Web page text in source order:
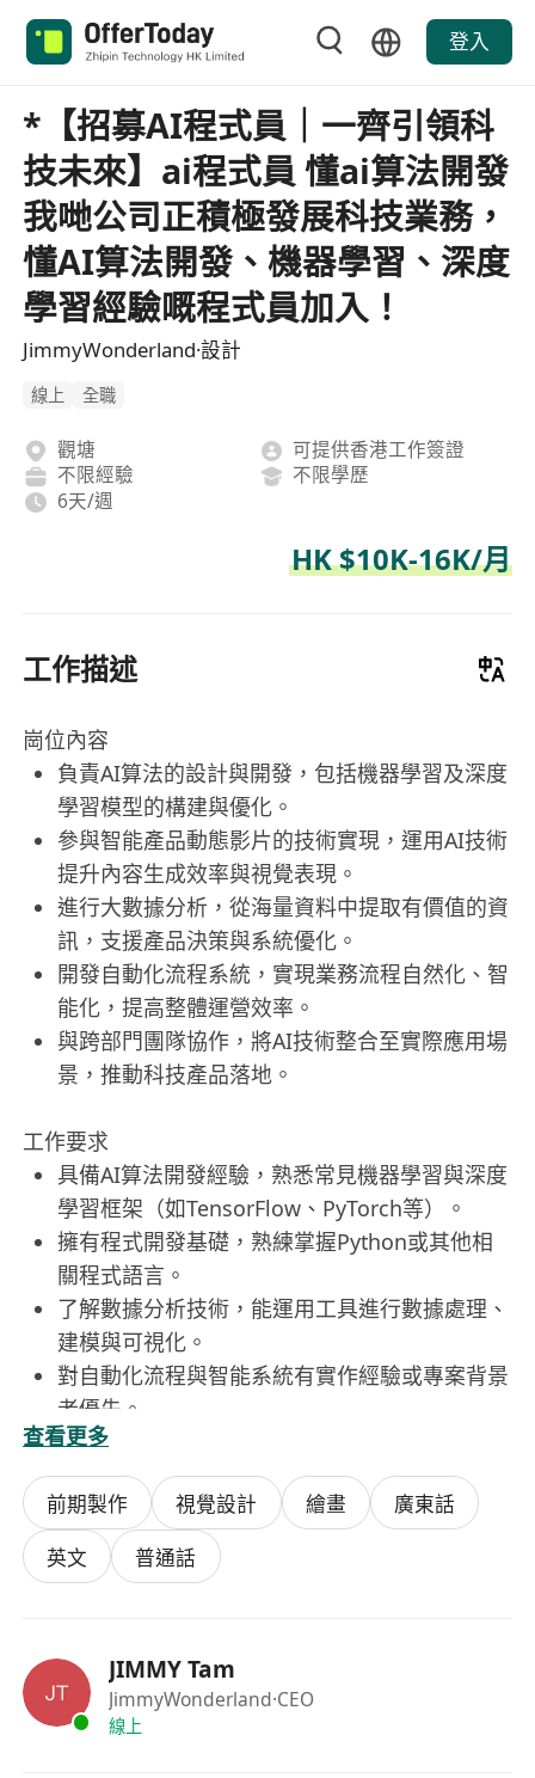
登入
*【招募AI程式員｜一齊引領科
技未來】ai程式員 懂ai算法開發
我哋公司正積極發展科技業務，
懂AI算法開發、機器學習、深度
學習經驗嘅程式員加入！
JimmyWonderland·設計
線上 全職
觀塘
可提供香港工作簽證
不限經驗
不限學歷
6天/週
HK $10K-16K/月
工作描述
崗位內容
負責AI算法的設計與開發，包括機器學習及深度
學習模型的構建與優化。
參與智能產品動態影片的技術實現，運用AI技術
提升內容生成效率與視覺表現。
進行大數據分析，從海量資料中提取有價值的資
訊，支援產品決策與系統優化。
開發自動化流程系統，實現業務流程自然化、智
能化，提高整體運營效率。
與跨部門團隊協作，將AI技術整合至實際應用場
景，推動科技產品落地。
工作要求
具備AI算法開發經驗，熟悉常見機器學習與深度
學習框架（如TensorFlow、PyTorch等）。
擁有程式開發基礎，熟練掌握Python或其他相
關程式語言。
了解數據分析技術，能運用工具進行數據處理、
建模與可視化。
對自動化流程與智能系統有實作經驗或專案背景
者優先。
具備良好溝通能力，能與非技術團隊協同合作，
理解需求並提供技術解決方案。
查看更多
前期製作 視覺設計 繪畫
廣東話
英文
普通話
JIMMY Tam
JimmyWonderland·CEO
線上